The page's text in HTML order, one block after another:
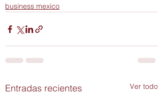
business mexico
Entradas recientes Ver todo